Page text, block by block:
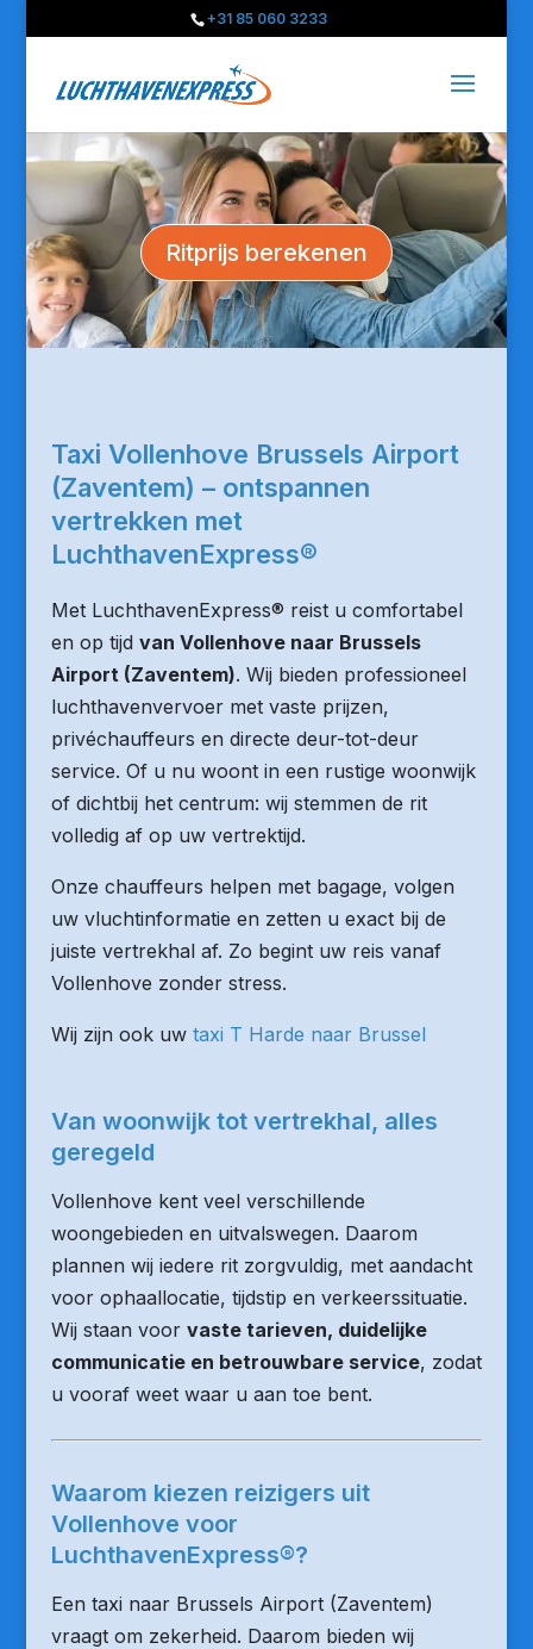
+31 85 060 3233
Ritprijs berekenen
Taxi Vollenhove Brussels Airport
(Zaventem) – ontspannen
vertrekken met
LuchthavenExpress®
Met LuchthavenExpress® reist u comfortabel
en op tijd van Vollenhove naar Brussels
Airport (Zaventem). Wij bieden professioneel
luchthavenvervoer met vaste prijzen,
privéchauffeurs en directe deur-tot-deur
service. Of u nu woont in een rustige woonwijk
of dichtbij het centrum: wij stemmen de rit
volledig af op uw vertrektijd.
Onze chauffeurs helpen met bagage, volgen
uw vluchtinformatie en zetten u exact bij de
juiste vertrekhal af. Zo begint uw reis vanaf
Vollenhove zonder stress.
Wij zijn ook uw taxi T Harde naar Brussel
Van woonwijk tot vertrekhal, alles
geregeld
Vollenhove kent veel verschillende
woongebieden en uitvalswegen. Daarom
plannen wij iedere rit zorgvuldig, met aandacht
voor ophaallocatie, tijdstip en verkeerssituatie.
Wij staan voor vaste tarieven, duidelijke
communicatie en betrouwbare service, zodat
u vooraf weet waar u aan toe bent.
Waarom kiezen reizigers uit
Vollenhove voor
LuchthavenExpress®?
Een taxi naar Brussels Airport (Zaventem)
vraagt om zekerheid. Daarom bieden wij